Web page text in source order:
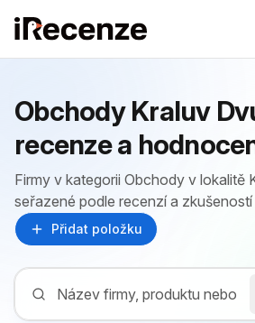
Obchody Kraluv
recenze a
Firmy v kategorii Obchody v lokalitě
seřazené podle recenzí a
Přidat položku